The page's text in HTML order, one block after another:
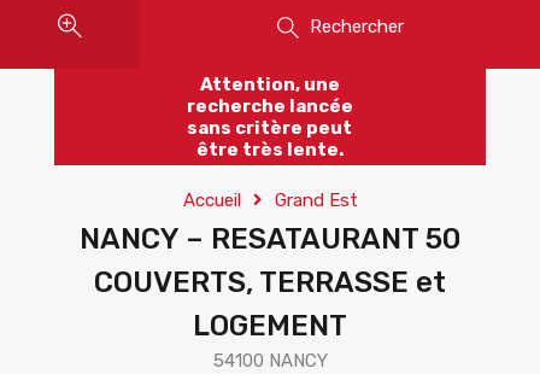
Rechercher
Attention, une
recherche lancée
sans critère peut
être très lente.
Accueil Grand Est
NANCY – RESATAURANT 50
COUVERTS, TERRASSE et
LOGEMENT
54100 NANCY